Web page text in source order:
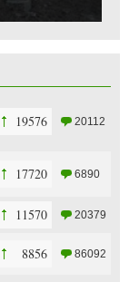
19576 20112
17720 6890
11570 20379
8856 86092